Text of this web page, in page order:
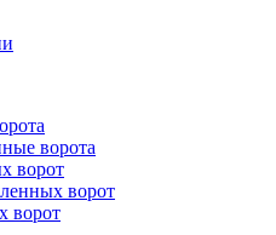
ворота
ворот
ворот
ворот